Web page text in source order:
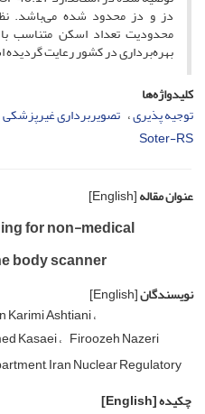
دز و دز محدود شده می‌باشد.
محدودیت تعداد اسکن متناسب
بهره‌برداری در کشور رعایت
کلیدواژه‌ها
توجیه پذیری تصویربرداری غیرپزشکی
Soter-RS
عنوان مقاله[English]
for non-medical
body scanner
نویسندگان[English]
Karimi Ashtiani
Kasaei Firoozeh Nazeri
Iran Nuclear Regulatory
چکیده[English]